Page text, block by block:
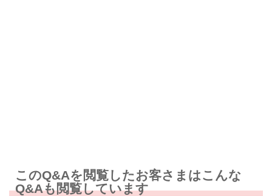
このQ&Aを閲覧したお客さまはこんな
Q&Aも閲覧しています